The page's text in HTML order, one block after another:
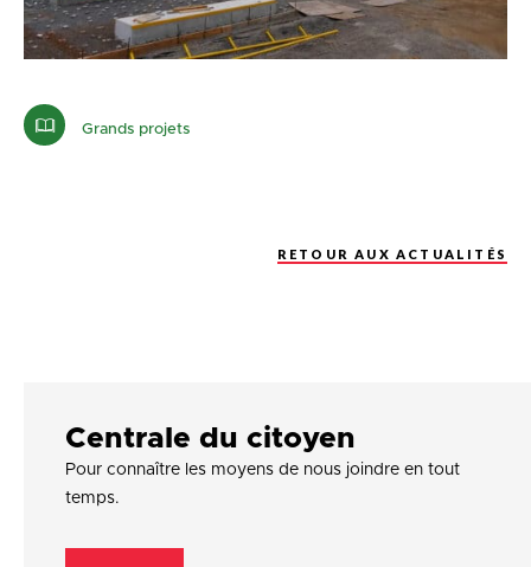
Grands projets
RETOUR AUX ACTUALITÉS
Centrale du citoyen
Pour connaître les moyens de nous joindre en tout
temps.